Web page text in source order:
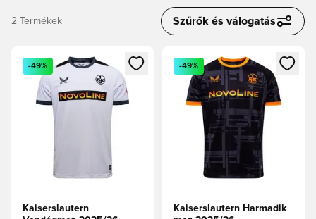
2 Termékek Szűrők és válogatás
Megnyit egy modált a bejelentkezéshez vagy a tagként
-49%
Kaiserslautern
Megnyit egy modált a
-49%
Kaiserslautern Harmadik